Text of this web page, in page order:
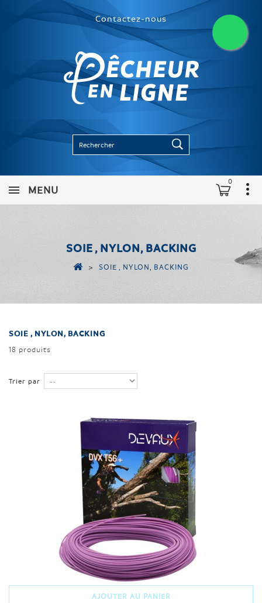
Contactez-nous
0
MENU
SOIE , NYLON, BACKING
> SOIE , NYLON, BACKING
SOIE , NYLON, BACKING
18 produits
Trier par
AJOUTER AU PANIER